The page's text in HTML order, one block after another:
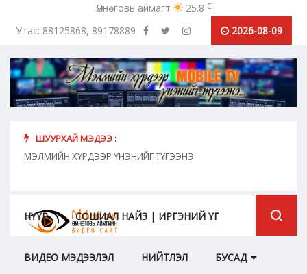
Өмнөговь аймагт 25.8 c
Утас: 88125868, 89178889
2026-08-09
ШУУРХАЙ МЭДЭЭ :
МЭЛМИЙН ХҮРДЭЭР ҮНЭНИЙГ ТҮГЭЭНЭ
НҮҮР СОШИАЛ НАЙЗ | ИРГЭНИЙ ҮГ
ВИДЕО МЭДЭЭЛЭЛ НИЙТЛЭЛ БУСАД